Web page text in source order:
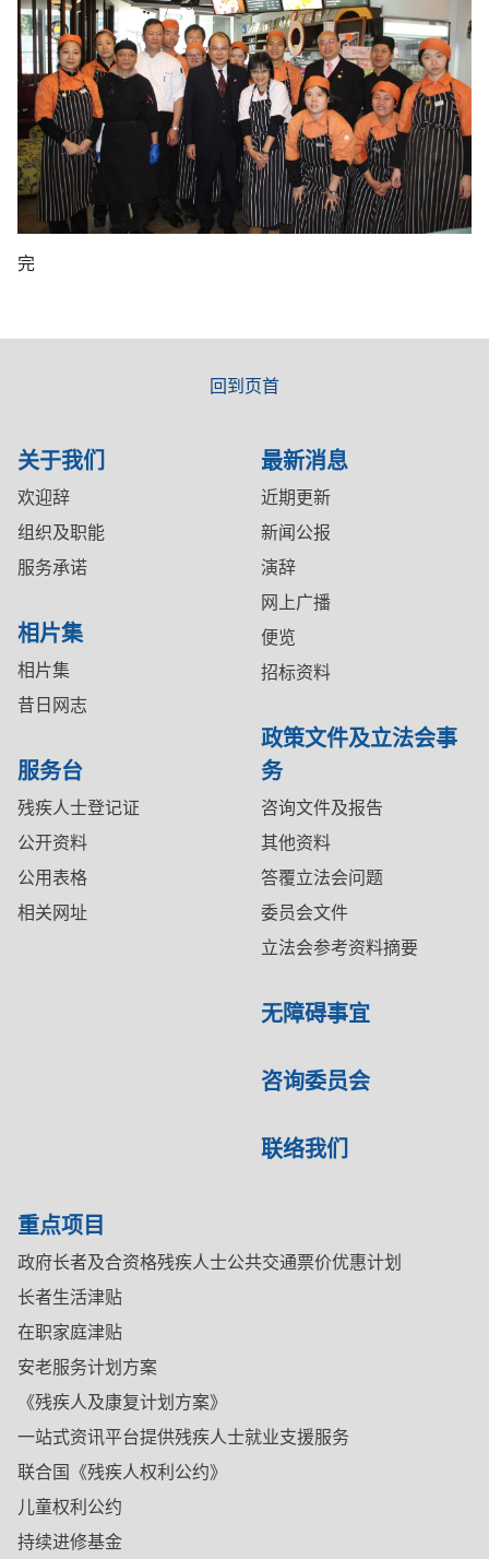
完
回到页首
关于我们
欢迎辞
组织及职能
服务承诺
相片集
相片集
昔日网志
服务台
残疾人士登记证
公开资料
公用表格
相关网址
最新消息
近期更新
新闻公报
演辞
网上广播
便览
招标资料
政策文件及立法会事
务
咨询文件及报告
其他资料
答覆立法会问题
委员会文件
立法会参考资料摘要
无障碍事宜
咨询委员会
联络我们
重点项目
政府长者及合资格残疾人士公共交通票价优惠计划
长者生活津贴
在职家庭津贴
安老服务计划方案
《残疾人及康复计划方案》
一站式资讯平台提供残疾人士就业支援服务
联合国《残疾人权利公约》
儿童权利公约
持续进修基金